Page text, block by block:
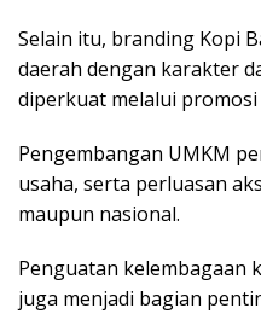
Selain itu, branding Kopi
daerah dengan karakter
diperkuat melalui
Pengembangan UMKM
usaha, serta perluasan
maupun nasional.
Penguatan kelembagaan
juga menjadi bagian